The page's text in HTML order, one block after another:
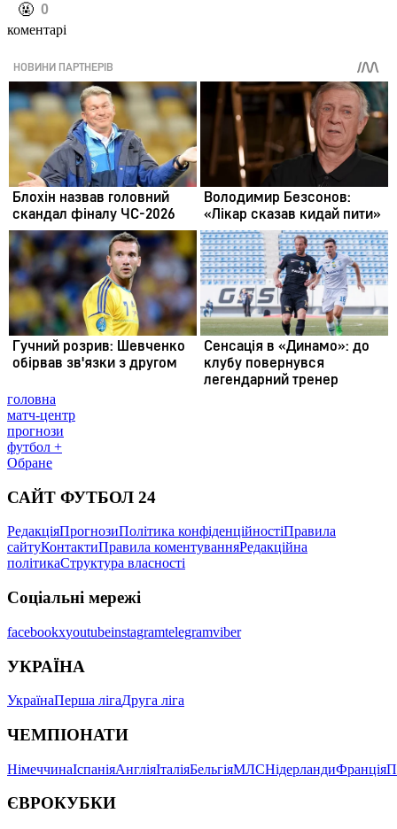
️🤬 0
коментарі
головна
матч-центр
прогнози
футбол +
Обране
САЙТ ФУТБОЛ 24
РедакціяПрогнозиПолітика конфіденційностіПравила
сайтуКонтактиПравила коментуванняРедакційна
політикаСтруктура власності
Соціальні мережі
facebookxyoutubeinstagramtelegramviber
УКРАЇНА
УкраїнаПерша лігаДруга ліга
ЧЕМПІОНАТИ
НімеччинаІспаніяАнгліяІталіяБельгіяМЛСНідерландиФранція
ЄВРОКУБКИ